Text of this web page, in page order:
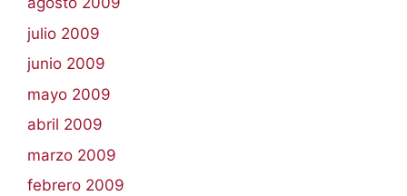
julio 2009
junio 2009
mayo 2009
abril 2009
marzo 2009
febrero 2009